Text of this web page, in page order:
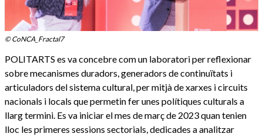
© CoNCA_Fractal7
POLITARTS es va concebre com un laboratori per reflexionar
sobre mecanismes duradors, generadors de continuïtats i
articuladors del sistema cultural, per mitjà de xarxes i circuits
nacionals i locals que permetin fer unes polítiques culturals a
llarg termini. Es va iniciar el mes de març de 2023 quan tenien
lloc les primeres sessions sectorials, dedicades a analitzar